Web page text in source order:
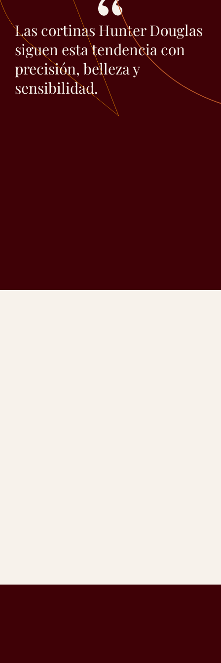
Las cortinas Hunter Douglas
siguen esta tendencia con
precisión, belleza y
sensibilidad.